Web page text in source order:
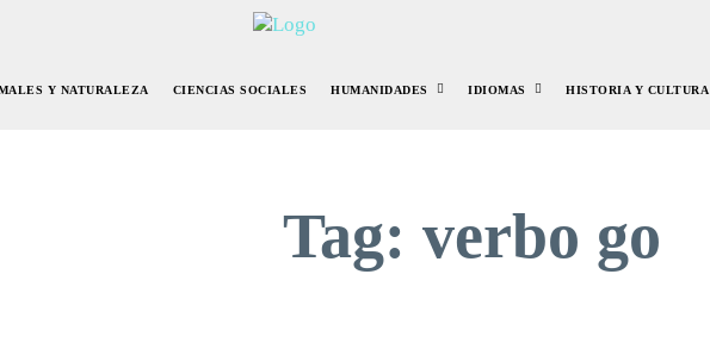
Y NATURALEZA CIENCIAS SOCIALES HUMANIDADES IDIOMAS HISTORIA Y CULTURA
Tag: verbo go